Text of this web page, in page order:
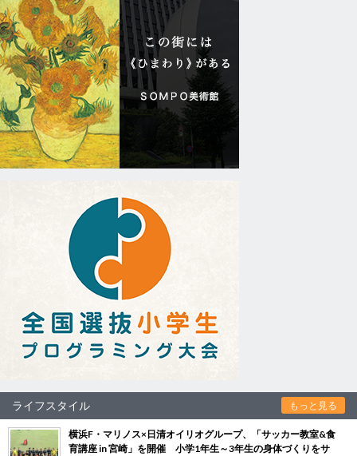
ライフスタイル もっと見る
横浜F・マリノス×日清オイリオグループ、「サッカー教室&食
育講座 in 宮崎」を開催 小学1年生～3年生の身体づくりをサ